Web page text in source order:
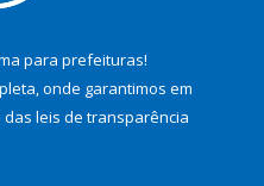
para prefeituras!
onde garantimos em
das leis de transparência